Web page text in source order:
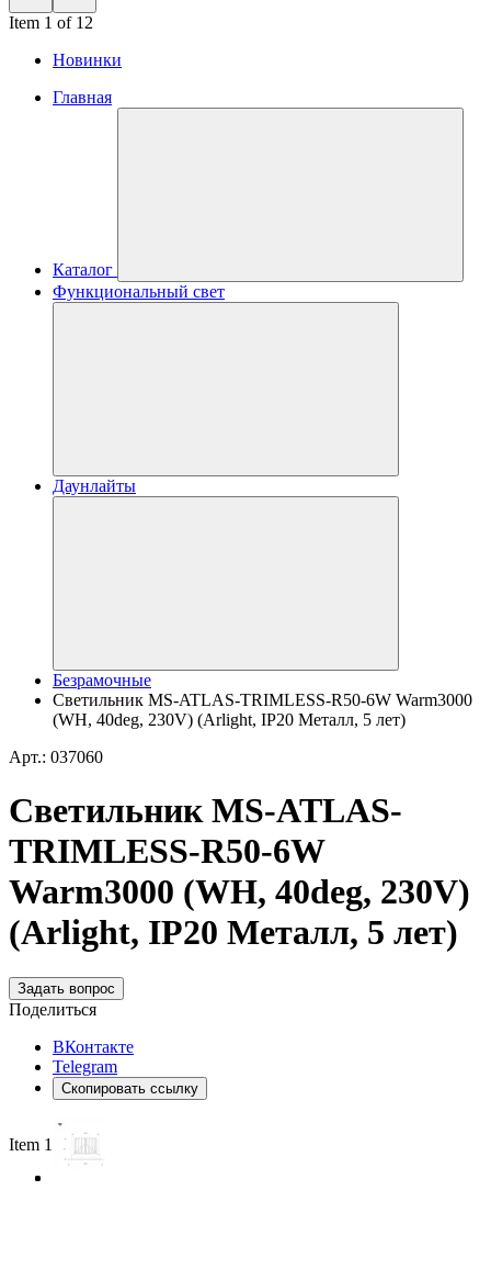
Item 1 of 12
Новинки
Главная
Каталог
Функциональный свет
Даунлайты
Безрамочные
Светильник MS-ATLAS-TRIMLESS-R50-6W Warm3000
(WH, 40deg, 230V) (Arlight, IP20 Металл, 5 лет)
Арт.: 037060
Светильник MS-ATLAS-
TRIMLESS-R50-6W
Warm3000 (WH, 40deg, 230V)
(Arlight, IP20 Металл, 5 лет)
Задать вопрос
Поделиться
ВКонтакте
Telegram
Скопировать ссылку
Item 1 of 3